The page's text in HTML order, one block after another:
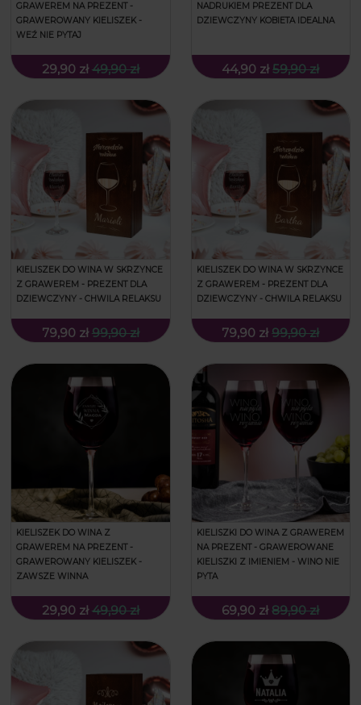
GRAWEREM NA PREZENT -
GRAWEROWANY KIELISZEK -
WEŹ NIE PYTAJ
29,90 zł 49,90 zł
NADRUKIEM PREZENT DLA
DZIEWCZYNY KOBIETA IDEALNA
44,90 zł 59,90 zł
KIELISZEK DO WINA W SKRZYNCE
Z GRAWEREM - PREZENT DLA
DZIEWCZYNY - CHWILA RELAKSU
79,90 zł 99,90 zł
KIELISZEK DO WINA W SKRZYNCE
Z GRAWEREM - PREZENT DLA
DZIEWCZYNY - CHWILA RELAKSU
79,90 zł 99,90 zł
KIELISZEK DO WINA Z
GRAWEREM NA PREZENT -
GRAWEROWANY KIELISZEK -
ZAWSZE WINNA
29,90 zł 49,90 zł
KIELISZKI DO WINA Z GRAWEREM
NA PREZENT - GRAWEROWANE
KIELISZKI Z IMIENIEM - WINO NIE
PYTA
69,90 zł 89,90 zł